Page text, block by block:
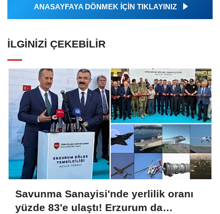
ANASAYFAYA DÖNMEK İÇİN TIKLAYINIZ
İLGINIZI ÇEKEBILIR
Savunma Sanayisi'nde yerlilik oranı
yüzde 83'e ulaştı! Erzurum da